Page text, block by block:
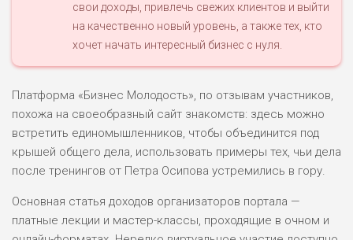
свои доходы, привлечь свежих клиентов и выйти
на качественно новый уровень, а также тех, кто
хочет начать интересный бизнес с нуля.
Платформа «Бизнес Молодость», по отзывам участников,
похожа на своеобразный сайт знакомств: здесь можно
встретить единомышленников, чтобы объединится под
крышей общего дела, использовать примеры тех, чьи дела
после тренингов от Петра Осипова устремились в гору.
Основная статья доходов организаторов портала —
платные лекции и мастер-классы, проходящие в очном и